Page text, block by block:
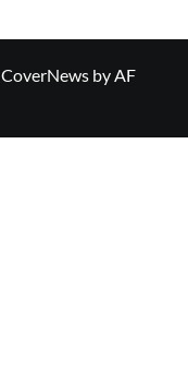
CoverNews by AF